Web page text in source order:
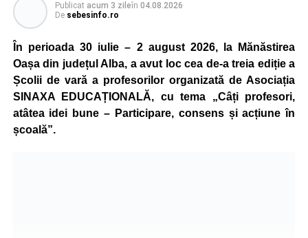
Publicat acum 3 zileîn 04.08.2026
De sebesinfo.ro
În perioada 30 iulie – 2 august 2026, la Mănăstirea
Oașa din județul Alba, a avut loc cea de-a treia ediție a
Școlii de vară a profesorilor organizată de Asociația
SINAXA EDUCAȚIONALĂ, cu tema „Câți profesori,
atâtea idei bune – Participare, consens și acțiune în
școală”.